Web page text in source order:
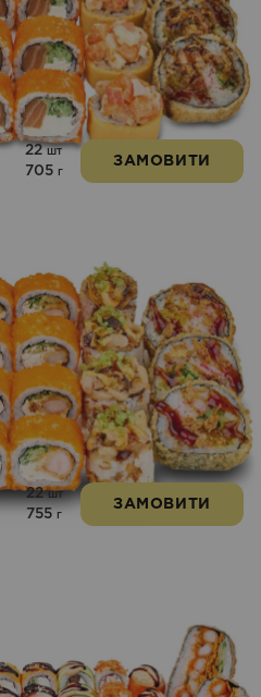
22 шт
705 г
ЗАМОВИТИ
22 шт
755 г
ЗАМОВИТИ